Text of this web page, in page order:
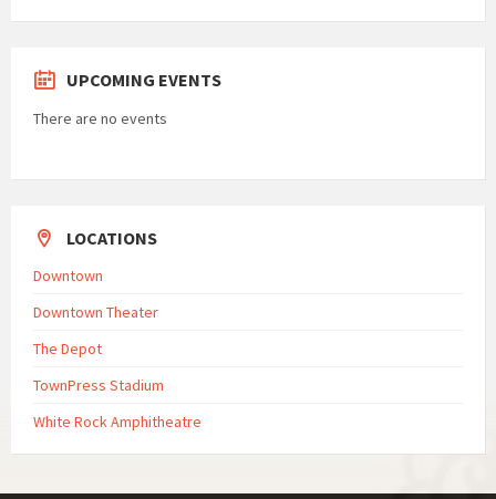
UPCOMING EVENTS
There are no events
LOCATIONS
Downtown
Downtown Theater
The Depot
TownPress Stadium
White Rock Amphitheatre